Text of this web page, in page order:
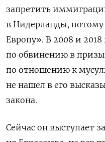
запретить
в Нидерланды,
Европу». В 2008 и 2018
по обвинению в
по отношению к
не нашел в его
закона.
Сейчас он выступает